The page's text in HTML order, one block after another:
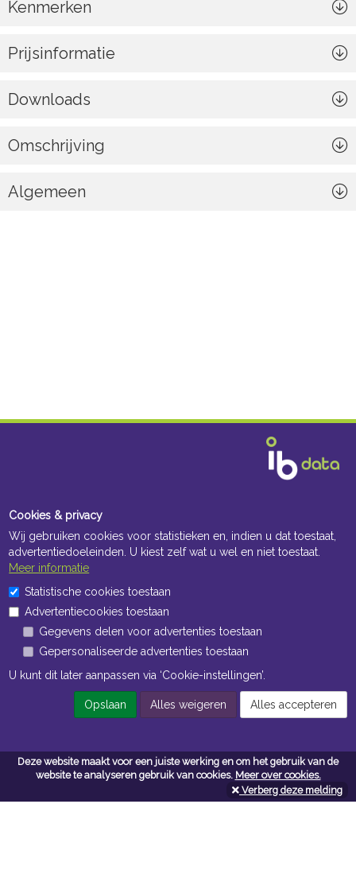
Deze website maakt voor een juiste werking en om het gebruik van de
website te analyseren gebruik van cookies. Meer over cookies.
Verberg deze melding
Kenmerken
Prijsinformatie
Downloads
Omschrijving
Algemeen
Openingstijden Kantoor
ma t/m vr 8:30 uur tot 17:00 uur
Openingstijden Magazijn
ma t/m vr 7:00 uur tot 16:30 uur
Navigatie
Algemene voorwaarden
Cookies & privacy
Wij gebruiken cookies voor statistieken en, indien u dat toestaat,
advertentiedoeleinden. U kiest zelf wat u wel en niet toestaat.
Meer informatie
Statistische cookies toestaan
Advertentiecookies toestaan
Gegevens delen voor advertenties toestaan
Gepersonaliseerde advertenties toestaan
U kunt dit later aanpassen via ‘Cookie-instellingen’.
Opslaan Alles weigeren Alles accepteren